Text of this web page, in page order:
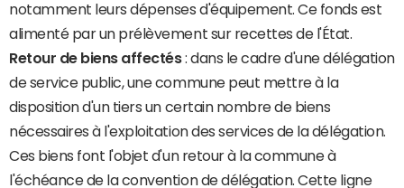
notamment leurs dépenses d'équipement. Ce fonds est
alimenté par un prélèvement sur recettes de l'État.
Retour de biens affectés: dans le cadre d'une délégation
de service public, une commune peut mettre à la
disposition d'un tiers un certain nombre de biens
nécessaires à l'exploitation des services de la délégation.
Ces biens font l'objet d'un retour à la commune à
l'échéance de la convention de délégation. Cette ligne